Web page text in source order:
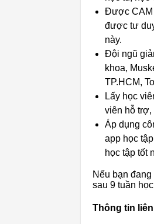
Được CAM
được tư
này.
Đội ngũ
khoa,
TP.HCM,
Lấy học
viên hỗ trợ,
Áp dụng
app học
học tập tốt
Nếu bạn
sau 9 tuần
Thông tin